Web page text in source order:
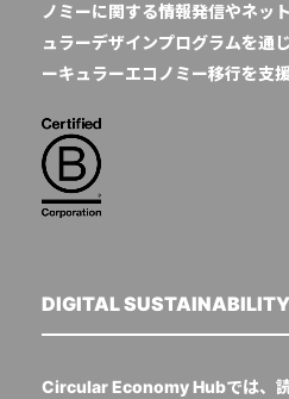
ノミーに関する情報発信やネッ
ュラーデザインプログラムを通
ーキュラーエコノミー移行を支援
DIGITAL SUSTAINABILITY
Circular Economy Hubでは、